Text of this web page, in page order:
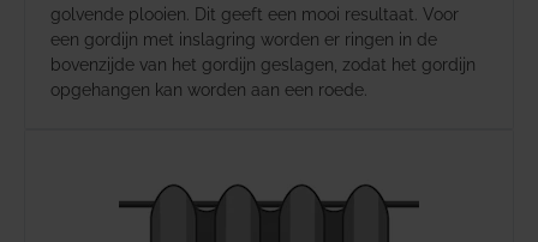
golvende plooien. Dit geeft een mooi resultaat. Voor
een gordijn met inslagring worden er ringen in de
bovenzijde van het gordijn geslagen, zodat het gordijn
opgehangen kan worden aan een roede.